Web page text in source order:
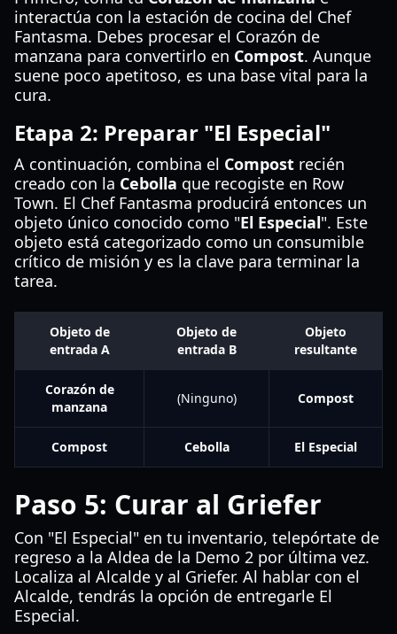
interactúa con la estación de cocina del Chef
Fantasma. Debes procesar el Corazón de
manzana para convertirlo en Compost. Aunque
suene poco apetitoso, es una base vital para la
cura.
Etapa 2: Preparar "El Especial"
A continuación, combina el Compost recién
creado con la Cebolla que recogiste en Row
Town. El Chef Fantasma producirá entonces un
objeto único conocido como "El Especial". Este
objeto está categorizado como un consumible
crítico de misión y es la clave para terminar la
tarea.
Objeto de
entrada A
Objeto de
entrada B
Objeto
resultante
Corazón de
manzana
(Ninguno) Compost
Compost Cebolla El Especial
Paso 5: Curar al Griefer
Con "El Especial" en tu inventario, telepórtate de
regreso a la Aldea de la Demo 2 por última vez.
Localiza al Alcalde y al Griefer. Al hablar con el
Alcalde, tendrás la opción de entregarle El
Especial.